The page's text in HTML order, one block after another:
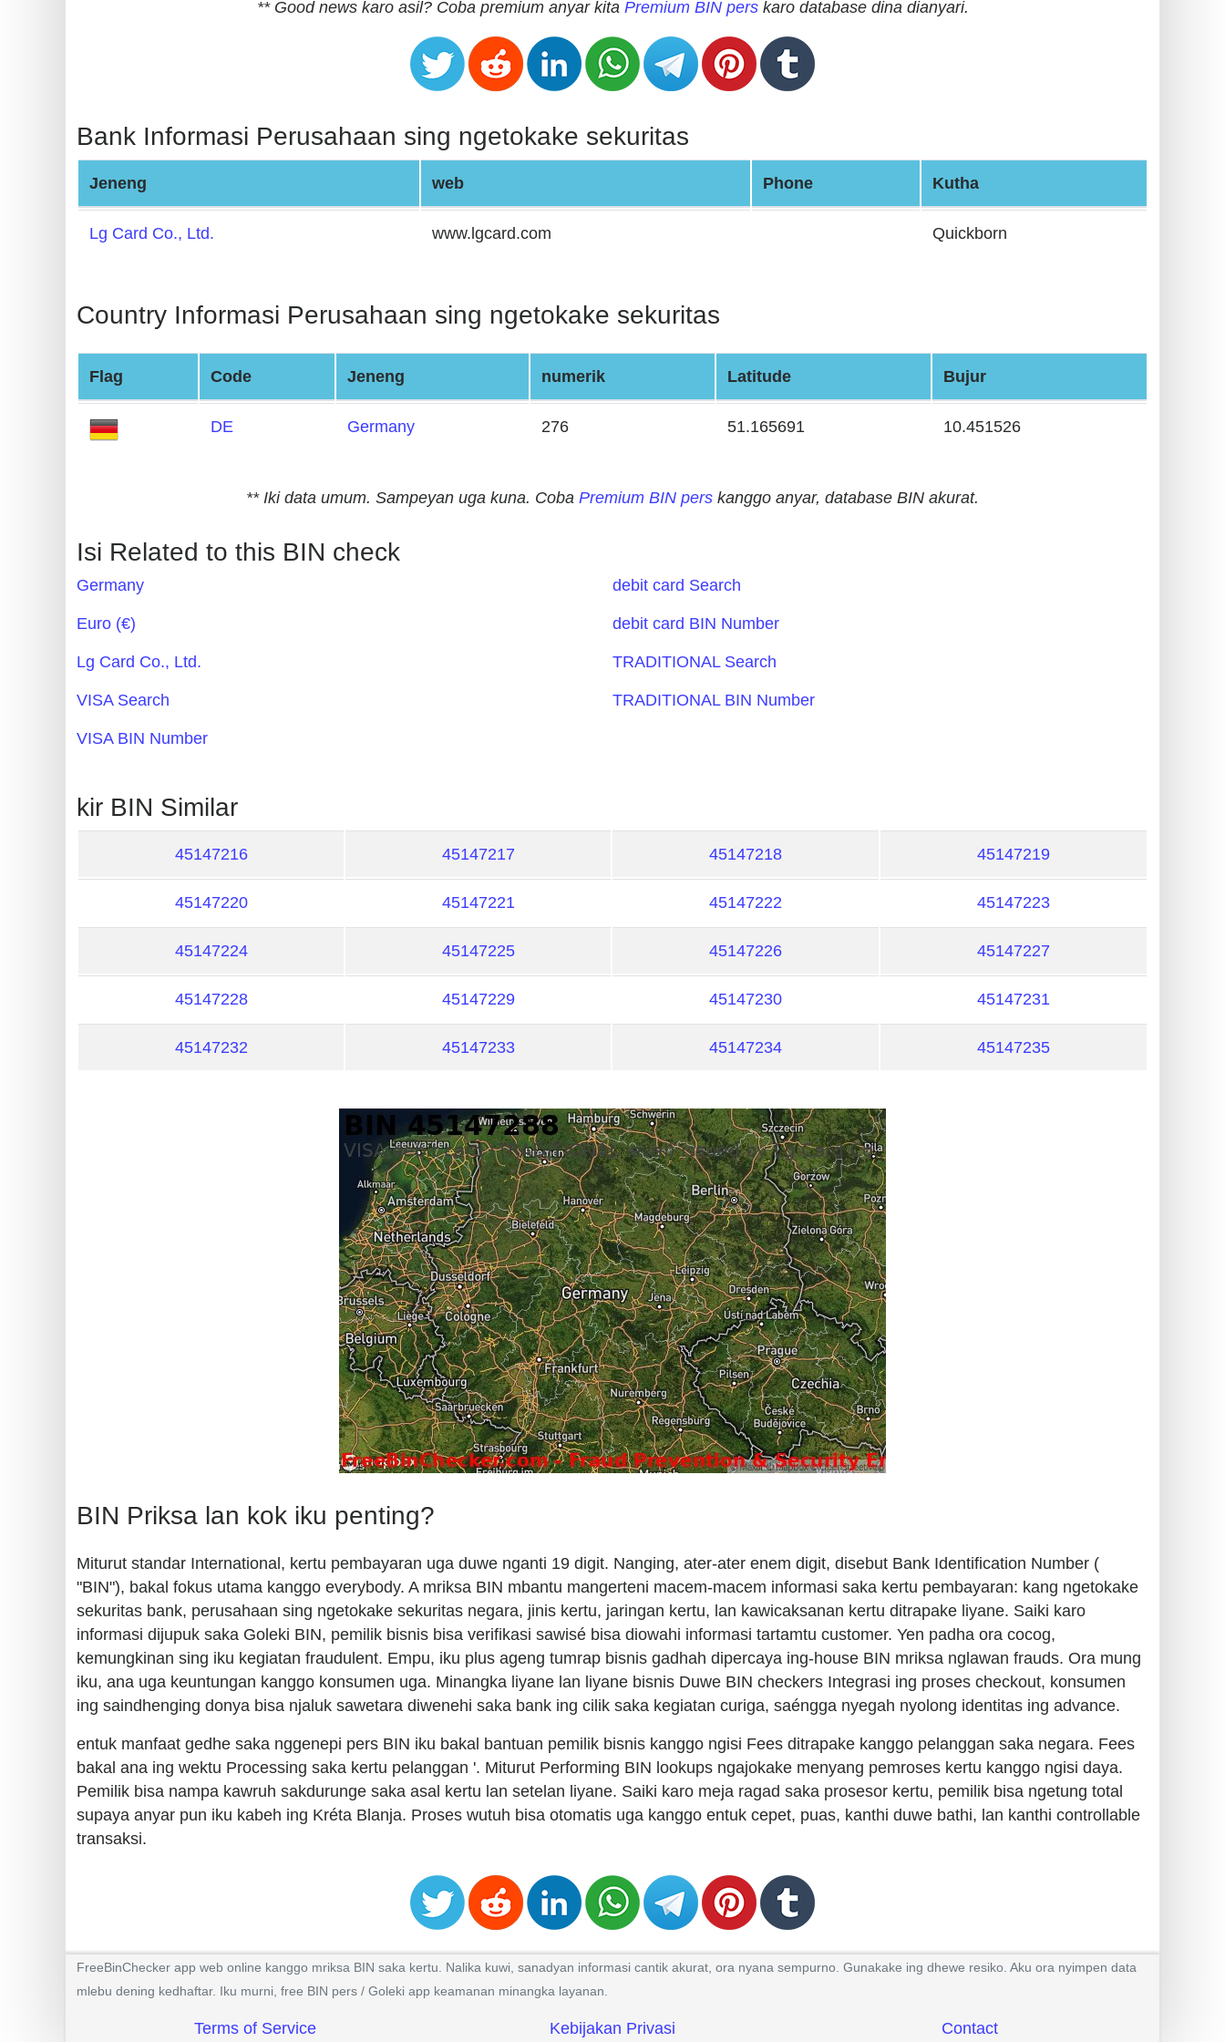
Credit
Card
Validator
Generator
Random
Credit
Card
Generator
Generate
BIN
Card
Checker
What
My
Address
?
Lookup
BIN
/
** Good news karo asil? Coba premium anyar kita Premium BIN perskaro database dina dianyari.
Bank Informasi Perusahaan sing ngetokake sekuritas
Jeneng web Phone Kutha
Lg Card Co., Ltd. www.lgcard.com Quickborn
Country Informasi Perusahaan sing ngetokake sekuritas
Flag Code Jeneng numerik Latitude Bujur
DE Germany 276 51.165691 10.451526
** Iki data umum. Sampeyan uga kuna. Coba Premium BIN pers kanggo anyar, database BIN akurat.
Isi Related to this BIN check
Germany
Euro (€)
Lg Card Co., Ltd.
VISA Search
VISA BIN Number
debit card Search
debit card BIN Number
TRADITIONAL Search
TRADITIONAL BIN Number
kir BIN Similar
45147216 45147217 45147218 45147219
45147220 45147221 45147222 45147223
45147224 45147225 45147226 45147227
45147228 45147229 45147230 45147231
45147232 45147233 45147234 45147235
BIN Priksa lan kok iku penting?
Miturut standar International, kertu pembayaran uga duwe nganti 19 digit. Nanging, ater-ater enem digit, disebut Bank Identification Number (
"BIN"), bakal fokus utama kanggo everybody. A mriksa BIN mbantu mangerteni macem-macem informasi saka kertu pembayaran: kang ngetokake
sekuritas bank, perusahaan sing ngetokake sekuritas negara, jinis kertu, jaringan kertu, lan kawicaksanan kertu ditrapake liyane. Saiki karo
informasi dijupuk saka Goleki BIN, pemilik bisnis bisa verifikasi sawisé bisa diowahi informasi tartamtu customer. Yen padha ora cocog,
kemungkinan sing iku kegiatan fraudulent. Empu, iku plus ageng tumrap bisnis gadhah dipercaya ing-house BIN mriksa nglawan frauds. Ora mung
iku, ana uga keuntungan kanggo konsumen uga. Minangka liyane lan liyane bisnis Duwe BIN checkers Integrasi ing proses checkout, konsumen
ing saindhenging donya bisa njaluk sawetara diwenehi saka bank ing cilik saka kegiatan curiga, saéngga nyegah nyolong identitas ing advance.
entuk manfaat gedhe saka nggenepi pers BIN iku bakal bantuan pemilik bisnis kanggo ngisi Fees ditrapake kanggo pelanggan saka negara. Fees
bakal ana ing wektu Processing saka kertu pelanggan '. Miturut Performing BIN lookups ngajokake menyang pemroses kertu kanggo ngisi daya.
Pemilik bisa nampa kawruh sakdurunge saka asal kertu lan setelan liyane. Saiki karo meja ragad saka prosesor kertu, pemilik bisa ngetung total
supaya anyar pun iku kabeh ing Kréta Blanja. Proses wutuh bisa otomatis uga kanggo entuk cepet, puas, kanthi duwe bathi, lan kanthi controllable
transaksi.
FreeBinChecker app web online kanggo mriksa BIN saka kertu. Nalika kuwi, sanadyan informasi cantik akurat, ora nyana sempurno. Gunakake ing dhewe resiko. Aku ora nyimpen data
mlebu dening kedhaftar. Iku murni, free BIN pers / Goleki app keamanan minangka layanan.
Terms of Service Kebijakan Privasi Contact